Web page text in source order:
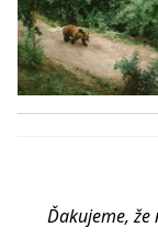
Ďakujeme, že